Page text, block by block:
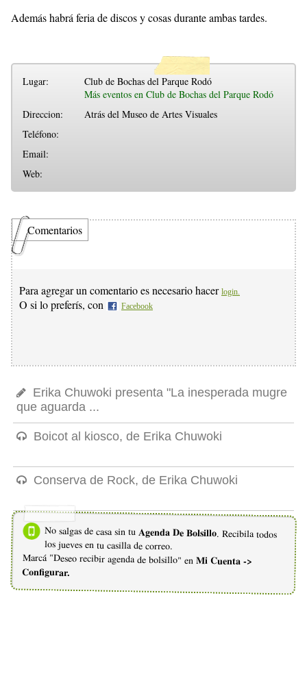
Además habrá feria de discos y cosas durante ambas tardes.
Lugar:
Club de Bochas del Parque Rodó
Más eventos en Club de Bochas del Parque Rodó
Direccion:
Atrás del Museo de Artes Visuales
Teléfono:
Email:
Web:
Comentarios
Para agregar un comentario es necesario hacer login.
O si lo preferís, con Facebook
Erika Chuwoki presenta "La inesperada mugre
que aguarda ...
Boicot al kiosco, de Erika Chuwoki
Conserva de Rock, de Erika Chuwoki
No salgas de casa sin tu Agenda De Bolsillo. Recibila todos
los jueves en tu casilla de correo.
Marcá "Deseo recibir agenda de bolsillo" en Mi Cuenta ->
Configurar.